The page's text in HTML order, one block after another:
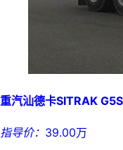
重汽汕德卡SITRAK
指导价： 39.00万